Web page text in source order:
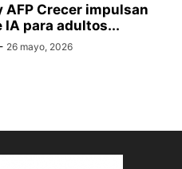
AFP Crecer impulsan
IA para adultos...
- 26 mayo, 2026